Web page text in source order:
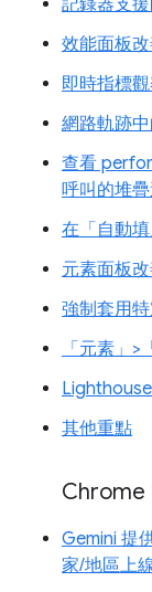
效能面板
即時指標
網路軌跡
查看
呼叫的堆
在「自動
元素面板
強制套用
「元素」
其他重點
Chrome
Gemini 提
家/地區上